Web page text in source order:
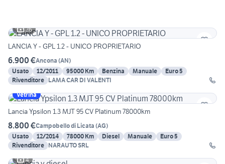
26
LANCIA Y - GPL 1.2 - UNICO PROPRIETARIO
6.900 €Ancona (AN)
Usato
12/2011 95000 Km Benzina Manuale
Euro 5
Rivenditore LAMA CAR DI VALENTI
Vetrina
Lancia Ypsilon 1.3 MJT 95 CV Platinum 78000km
8.800 €Campobello di Licata (AG)
Usato
12/2014 78000 Km Diesel Manuale
Euro 5
Rivenditore NARAUTO SRL
4